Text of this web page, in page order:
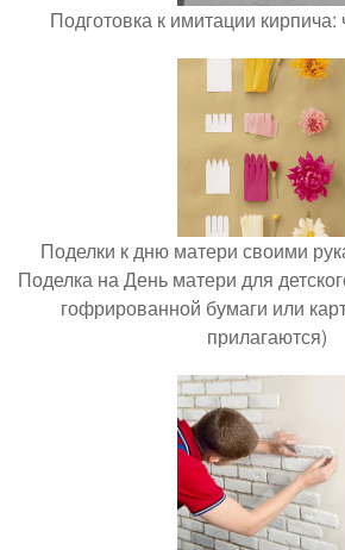
Подготовка к имитации кирпича:
Поделки к дню матери своими
Поделка на День матери для
гофрированной бумаги или
прилагаются)